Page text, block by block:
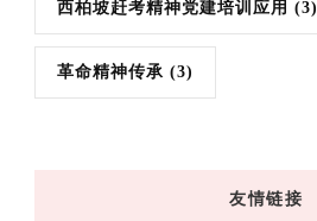
西柏坡赶考精神党建培训应用 (3)
革命精神传承 (3)
友情链接